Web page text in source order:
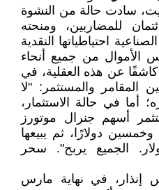
سادت حالة من النشوة
للمضاربين، ومنحته
احتياطياتها النقدية
الأموال من جميع أنحاء
كاشفًا عن هذه العقلية، في
المقامر والمستثمر: "لا
أما في حالة الاستثمار،
أسهم جنرال موتورز
وخمسين دولارًا، ثم يبيعها
الجميع يربح". سحر
إنذار، في نهاية مارس